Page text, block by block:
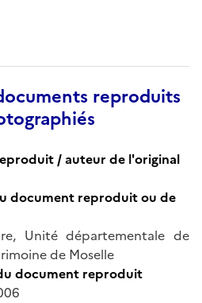
reproduits
/ auteur de l'original
document reproduit ou de
Unité départementale de
de Moselle
document reproduit